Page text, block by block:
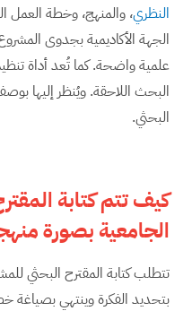
النظري، والمنهج، وخطة العمل
الجهة الأكاديمية بجدوى
علمية واضحة. كما تُعد أداة
البحث اللاحقة. ويُنظر إليها
البحثي.
كيف تتم كتابة
الجامعية بصورة
تتطلب كتابة المقترح البحثي
بتحديد الفكرة وينتهي